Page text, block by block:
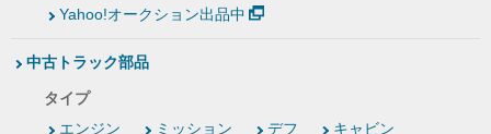
Yahoo!オークション出品中
中古トラック部品
タイプ
エンジン
ミッション デフ
キャビン